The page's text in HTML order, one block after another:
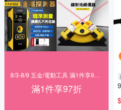
滿1件享97折
$